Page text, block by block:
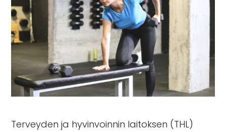
Terveyden ja hyvinvoinnin laitoksen (THL)